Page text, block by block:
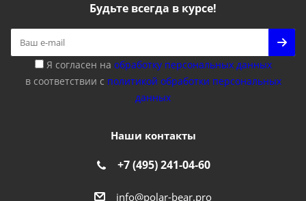
Будьте всегда в курсе!
Я согласен на обработку персональных данных
в соответствии с политикой обработки персональных
данных
Наши контакты
+7 (495) 241-04-60
info@polar-bear.pro